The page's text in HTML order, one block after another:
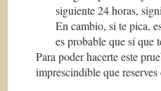
siguiente 24 horas,
En cambio, si te pica,
es probable que sí que
Para poder hacerte este
imprescindible que